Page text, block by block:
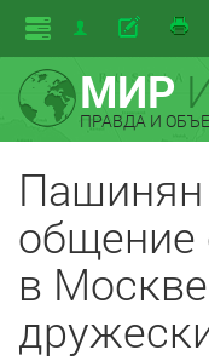
МИР
ПРАВДА И
Пашинян
в